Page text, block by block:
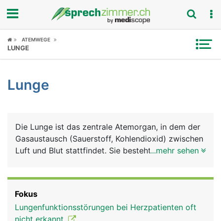
Fokus
Symptome
News
Rubriken
ATEMWEGE
LUNGE
Lunge
Die Lunge ist das zentrale Atemorgan, in dem der
Gasaustausch (Sauerstoff, Kohlendioxid) zwischen
Luft und Blut stattfindet. Sie besteht aus einem
der Speiseröhre und verschiedene Nerven in der
Brusthöhle liegen. Geschützt werden die
...mehr sehen
Fokus
Lungenfunktionsstörungen bei Herzpatienten oft
nicht erkannt